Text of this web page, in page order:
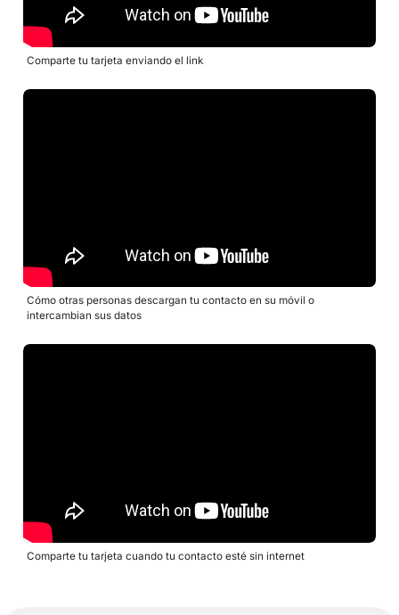
Comparte tu tarjeta enviando el link
Cómo otras personas descargan tu contacto en su móvil o
intercambian sus datos
Comparte tu tarjeta cuando tu contacto esté sin internet